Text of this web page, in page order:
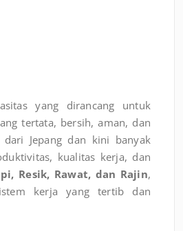
yang dirancang untuk
tertata, bersih, aman, dan
Jepang dan kini banyak
kualitas kerja, dan
Resik, Rawat, dan Rajin,
kerja yang tertib dan